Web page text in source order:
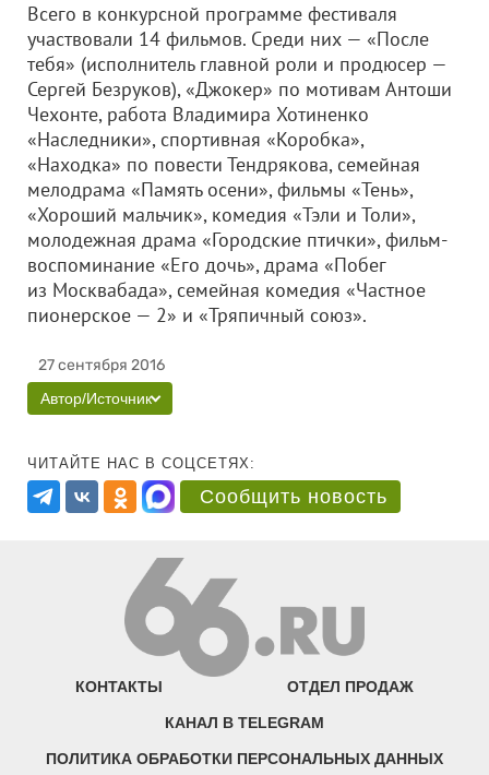
Всего в конкурсной программе фестиваля
участвовали 14 фильмов. Среди них — «После
тебя» (исполнитель главной роли и продюсер —
Сергей Безруков), «Джокер» по мотивам Антоши
Чехонте, работа Владимира Хотиненко
«Наследники», спортивная «Коробка»,
«Находка» по повести Тендрякова, семейная
мелодрама «Память осени», фильмы «Тень»,
«Хороший мальчик», комедия «Тэли и Толи»,
молодежная драма «Городские птички», фильм-
воспоминание «Его дочь», драма «Побег
из Москвабада», семейная комедия «Частное
пионерское — 2» и «Тряпичный союз».
27 сентября 2016
Автор/Источник
ЧИТАЙТЕ НАС В СОЦСЕТЯХ:
Сообщить новость
КОНТАКТЫ ОТДЕЛ ПРОДАЖ
КАНАЛ В TELEGRAM
ПОЛИТИКА ОБРАБОТКИ ПЕРСОНАЛЬНЫХ ДАННЫХ